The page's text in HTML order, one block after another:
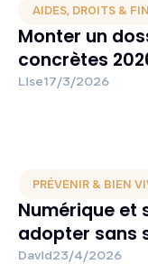
AIDES, DROITS &
Monter un
concrètes
Lise17/3/2026
PRÉVENIR & BIEN
Numérique et
adopter sans
David23/4/2026